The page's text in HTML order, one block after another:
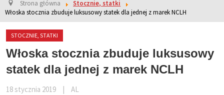
Strona główna
Stocznie, statki
Włoska stocznia zbuduje luksusowy statek dla jednej z marek NCLH
STOCZNIE, STATKI
Włoska stocznia zbuduje luksusowy
statek dla jednej z marek NCLH
18 stycznia 2019 AL